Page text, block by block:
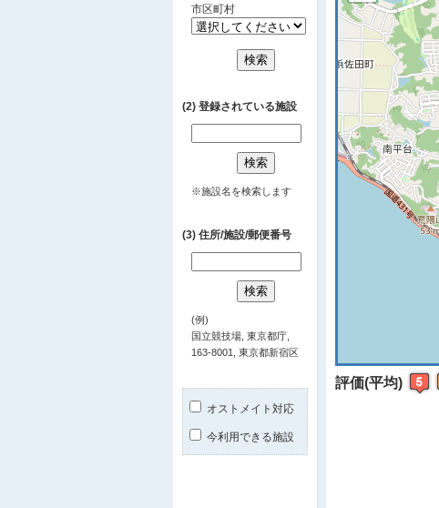
評価(平均)
市区町村
(2) 登録されている施設
※施設名を検索します
(3) 住所/施設/郵便番号
(例)
国立競技場, 東京都庁,
163-8001, 東京都新宿区
オストメイト対応
今利用できる施設